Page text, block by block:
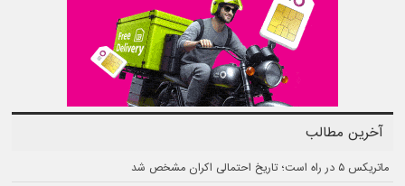
آخرین مطالب
ماتریکس ۵ در راه است؛ تاریخ احتمالی اکران مشخص شد